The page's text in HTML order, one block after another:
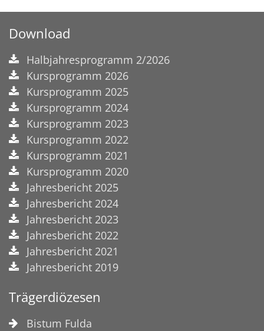
Download
Halbjahresprogramm 2/2026
Kursprogramm 2026
Kursprogramm 2025
Kursprogramm 2024
Kursprogramm 2023
Kursprogramm 2022
Kursprogramm 2021
Kursprogramm 2020
Jahresbericht 2025
Jahresbericht 2024
Jahresbericht 2023
Jahresbericht 2022
Jahresbericht 2021
Jahresbericht 2019
Trägerdiözesen
Bistum Fulda